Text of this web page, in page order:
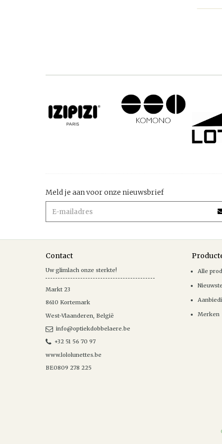
Meld je aan voor onze nieuwsbrief
Contact
Uw glimlach onze sterkte!
Markt 23
8610 Kortemark
West-Vlaanderen België
info@optiekdobbelaere.be
+32 51 56 70 97
www.lololunettes.be
BE0809 278 225
Alle
Merken